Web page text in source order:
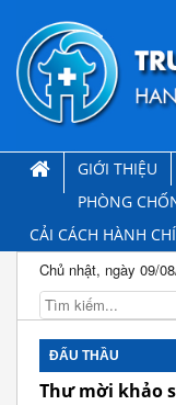
GIỚI THIỆU
PHÒNG
CẢI CÁCH HÀNH
Chủ nhật, ngày 09/
ĐẤU THẦU
Thư mời khảo